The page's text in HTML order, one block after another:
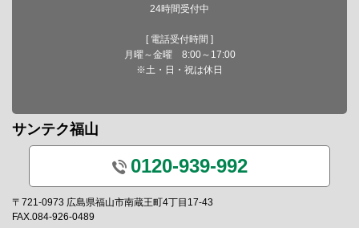
24時間受付中
[ 電話受付時間 ]
月曜～金曜 8:00～17:00
※土・日・祝は休日
サンテク福山
0120-939-992
〒721-0973 広島県福山市南蔵王町4丁目17-43
FAX.084-926-0489